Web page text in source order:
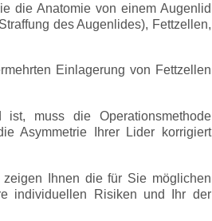
die Anatomie von einem Augenlid
des Augenlides), Fettzellen,
Einlagerung von Fettzellen
muss die Operationsmethode
Asymmetrie Ihrer Lider korrigiert
Ihnen die für Sie möglichen
individuellen Risiken und Ihr der